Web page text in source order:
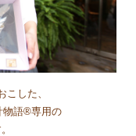
した、
物語®専用の